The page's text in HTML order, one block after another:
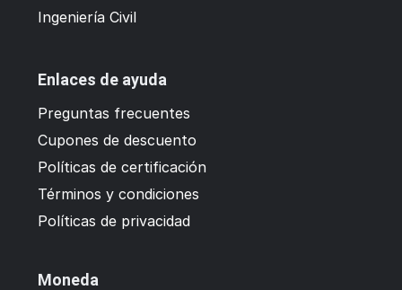
Ingeniería Civil
Enlaces de ayuda
Preguntas frecuentes
Cupones de descuento
Políticas de certificación
Términos y condiciones
Políticas de privacidad
Moneda